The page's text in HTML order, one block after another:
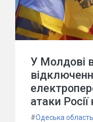
У Молдові
атаки Росії
#Одеська область